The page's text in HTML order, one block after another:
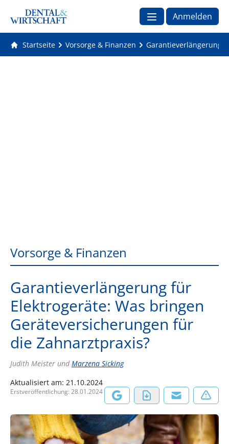
Anmelden
Startseite Vorsorge & Finanzen Garantieverlängerung
Vorsorge & Finanzen
Garantieverlängerung für
Elektrogeräte: Was bringen
Geräteversicherungen für
die Zahnarztpraxis?
Judith Meister undMarzena Sicking
Aktualisiert am: 21.10.2024
Erstveröffentlichung: 28.01.2024